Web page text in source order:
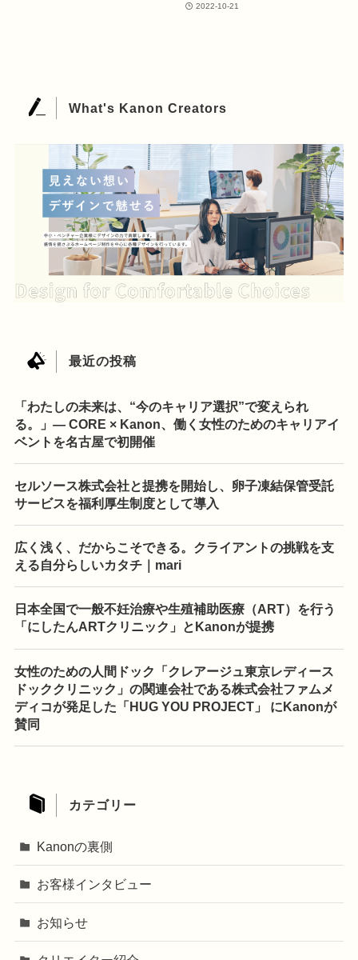
2022-10-21
What's Kanon Creators
最近の投稿
「わたしの未来は、“今のキャリア選択”で変えられ
る。」— CORE × Kanon、働く女性のためのキャリアイ
ベントを名古屋で初開催
セルソース株式会社と提携を開始し、卵子凍結保管受託
サービスを福利厚生制度として導入
広く浅く、だからこそできる。クライアントの挑戦を支
える自分らしいカタチ｜mari
日本全国で一般不妊治療や生殖補助医療（ART）を行う
「にしたんARTクリニック」とKanonが提携
女性のための人間ドック「クレアージュ東京レディース
ドッククリニック」の関連会社である株式会社ファムメ
ディコが発足した「HUG YOU PROJECT」 にKanonが
賛同
カテゴリー
Kanonの裏側
お客様インタビュー
お知らせ